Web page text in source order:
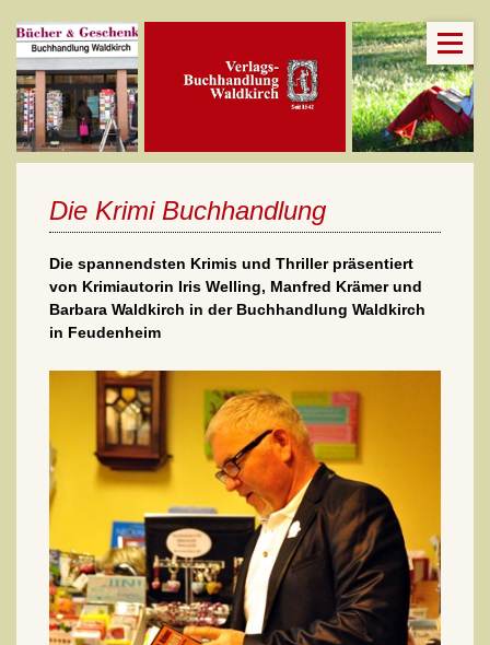
Die Krimi Buchhandlung
Die spannendsten Krimis und Thriller präsentiert
von Krimiautorin Iris Welling, Manfred Krämer und
Barbara Waldkirch in der Buchhandlung Waldkirch
in Feudenheim